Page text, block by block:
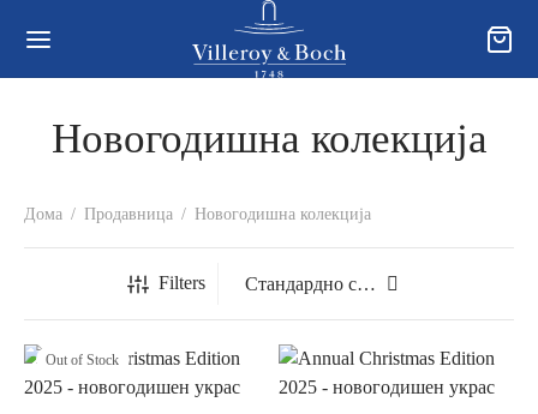
Новогодишна колекција
Дома / Продавница / Новогодишна колекција
Filters
Out of Stock
колекција
за користење и Услови за купување